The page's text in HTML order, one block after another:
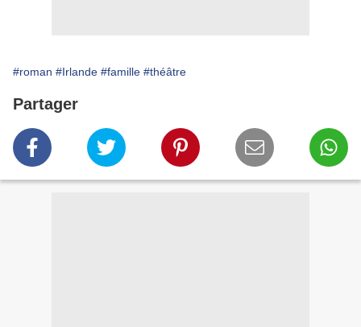
#roman #Irlande #famille #théâtre
Partager